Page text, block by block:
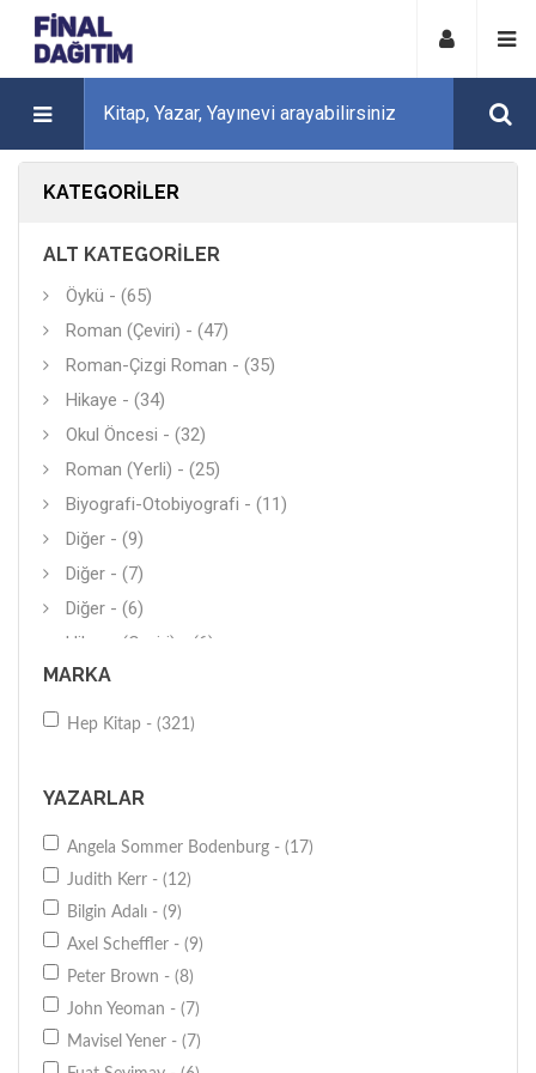
KATEGORILER
ALT KATEGORILER
Öykü - (65)
Roman (Çeviri) - (47)
Roman-Çizgi Roman - (35)
Hikaye - (34)
Okul Öncesi - (32)
Roman (Yerli) - (25)
Biyografi-Otobiyografi - (11)
Diğer - (9)
Diğer - (7)
Diğer - (6)
Hikaye (Çeviri) - (6)
Öykü - (5)
Popüler Bilim - (4)
Genel - (2)
Masal-Şiir - (2)
Araştırma-İnceleme - (2)
Genel - (2)
MARKA
Hep Kitap - (321)
YAZARLAR
Angela Sommer Bodenburg - (17)
Judith Kerr - (12)
Bilgin Adalı - (9)
Axel Scheffler - (9)
Peter Brown - (8)
John Yeoman - (7)
Mavisel Yener - (7)